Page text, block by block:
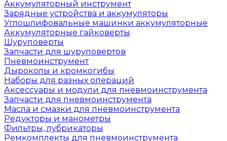
Аккумуляторный инструмент
Зарядные устройства и аккумуляторы
Углошлифовальные машинки аккумуляторные
Аккумуляторные гайковерты
Шуруповерты
Запчасти для шуруповертов
Пневмоинструмент
Дыроколы и кромкогибы
Наборы для разных операций
Аксессуары и модули для пневмоинструмента
Запчасти для пневмоинструмента
Масла и смазки для пневмоинструмента
Редукторы и манометры
Фильтры, лубрикаторы
Ремкомплекты для пневмоинструмента